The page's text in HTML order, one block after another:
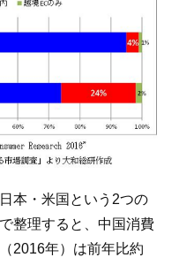
本・米国という2つの
整理すると、中国消費
2016年）は前年比約